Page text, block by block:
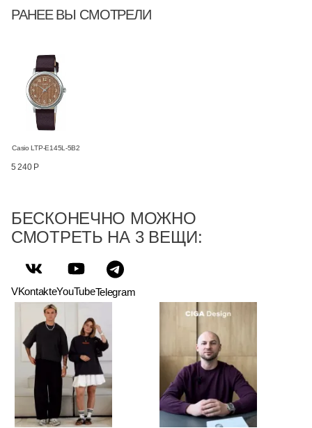
РАНЕЕ ВЫ СМОТРЕЛИ
Casio LTP-E145L-5B2
5 240 Р
БЕСКОНЕЧНО МОЖНО
СМОТРЕТЬ НА 3 ВЕЩИ:
VKontakteYouTubeTelegram